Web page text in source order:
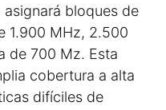
asignará bloques de
1.900 MHz, 2.500
de 700 Mz. Esta
cobertura a alta
difíciles de